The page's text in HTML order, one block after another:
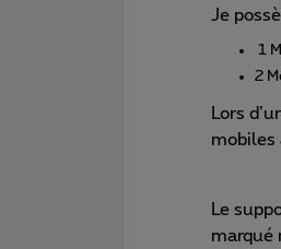
Je
1
2
Lors
mobiles
Le
marqué